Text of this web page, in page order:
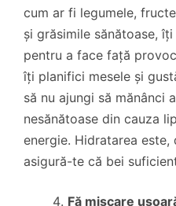
cum ar fi legumele,
și grăsimile sănătoase,
pentru a face față
îți planifici mesele și
să nu ajungi să mănânci
nesănătoase din cauza
energie. Hidratarea este,
asigură-te că bei
Fă mișcare